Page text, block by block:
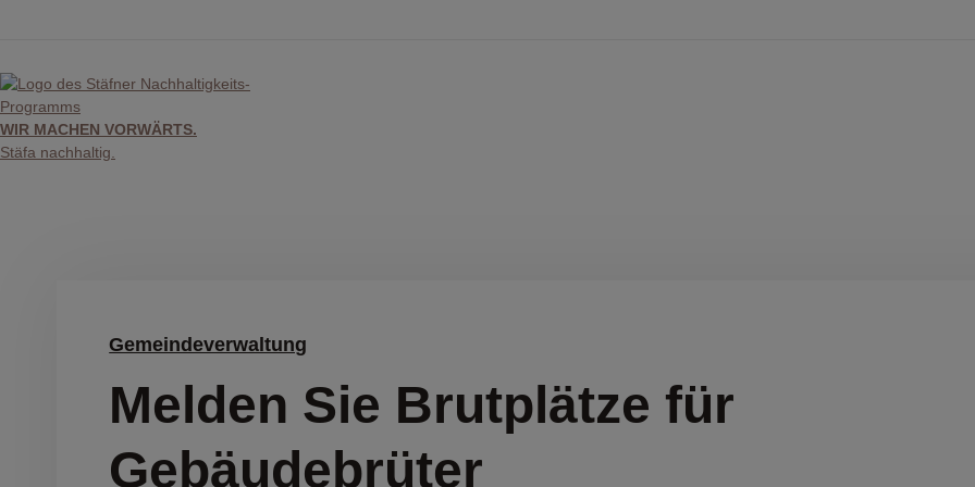
content
WIR MACHEN VORWÄRTS.
Stäfa nachhaltig.
Gemeindeverwaltung
Melden Sie Brutplätze für
Gebäudebrüter